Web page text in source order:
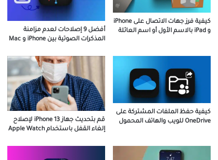
كيفية فرز جهات الاتصال على iPhone
و iPad بالاسم الأول أو اسم العائلة
أفضل 9 إصلاحات لعدم مزامنة
المذكرات الصوتية بين iPhone و Mac
كيفية حفظ الملفات المشتركة على
OneDrive للويب والهاتف المحمول
قم بتحديث جهاز iPhone 13 لإصلاح
إلغاء القفل باستخدام Apple Watch